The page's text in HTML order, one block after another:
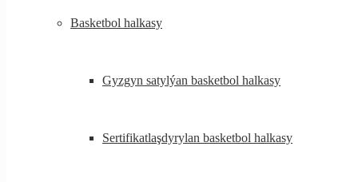
Basketbol halkasy
Gyzgyn satylýan basketbol halkasy
Sertifikatlaşdyrylan basketbol halkasy